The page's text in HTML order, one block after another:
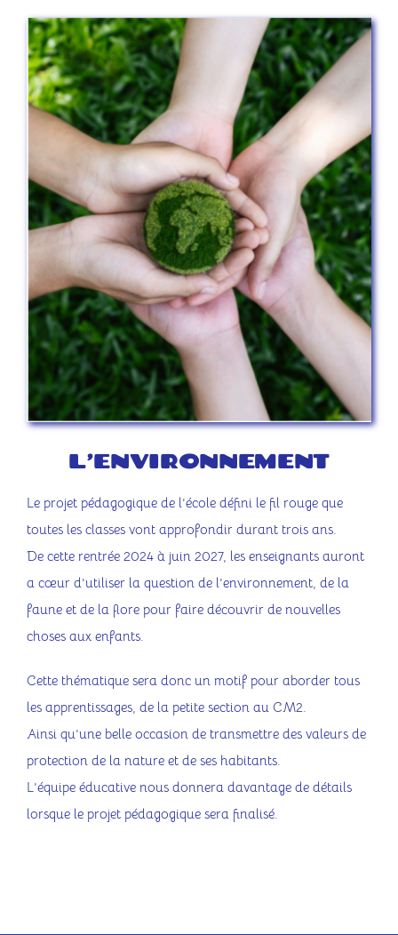
L’ENVIRONNEMENT
Le projet pédagogique de l’école défini le fil rouge que
toutes les classes vont approfondir durant trois ans.
De cette rentrée 2024 à juin 2027, les enseignants auront
a cœur d’utiliser la question de l’environnement, de la
faune et de la flore pour faire découvrir de nouvelles
choses aux enfants.
Cette thématique sera donc un motif pour aborder tous
les apprentissages, de la petite section au CM2.
Ainsi qu’une belle occasion de transmettre des valeurs de
protection de la nature et de ses habitants.
L’équipe éducative nous donnera davantage de détails
lorsque le projet pédagogique sera finalisé.